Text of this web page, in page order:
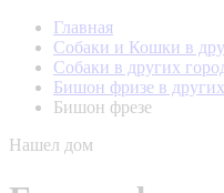
Главная
Собаки и Кошки в
Собаки в других
Бишон фризе в
Бишон фрезе
Нашел дом